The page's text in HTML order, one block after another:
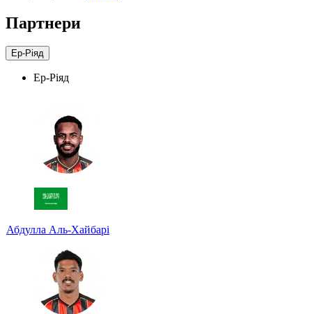
Партнери
Ер-Ріяд
Ер-Ріяд
Абдулла Аль-Хайбарі